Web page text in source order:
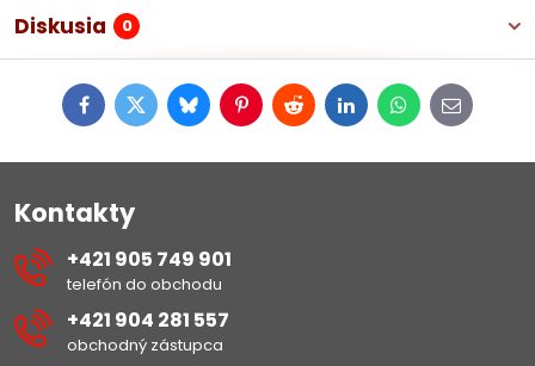
Diskusia 0
FacebookTwitterBlueskyPinterestRedditLinkedInWhatsApp
E-
mail
Kontakty
+421 905 749 901
telefón do obchodu
+421 904 281 557
obchodný zástupca